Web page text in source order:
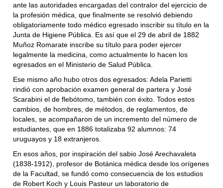
ante las autoridades encargadas del contralor del ejercicio de
la profesión médica, que finalmente se resolvió debiendo
obligatoriamente todo médico egresado inscribir su título en la
Junta de Higiene Pública. Es así que el 29 de abril de 1882
Muñoz Romarate inscribe su título para poder ejercer
legalmente la medicina, como actualmente lo hacen los
egresados en el Ministerio de Salud Pública.
Ese mismo año hubo otros dos egresados: Adela Parietti
rindió con aprobación examen general de partera y José
Scarabini el de flebótomo, también con éxito. Todos estos
cambios, de hombres, de métodos, de reglamentos, de
locales, se acompañaron de un incremento del número de
estudiantes, que en 1886 totalizaba 92 alumnos: 74
uruguayos y 18 extranjeros.
En esos años, por inspiración del sabio José Arechavaleta
(1838-1912), profesor de Botánica médica desde los orígenes
de la Facultad, se fundó como consecuencia de los estudios
de Robert Koch y Louis Pasteur un laboratorio de